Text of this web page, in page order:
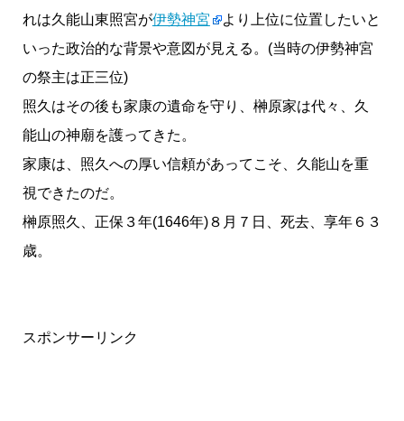
れは久能山東照宮が伊勢神宮
より上位に位置したいと
いった政治的な背景や意図が見える。(当時の伊勢神宮
の祭主は正三位)
照久はその後も家康の遺命を守り、榊原家は代々、久
能山の神廟を護ってきた。
家康は、照久への厚い信頼があってこそ、久能山を重
視できたのだ。
榊原照久、正保３年(1646年)８月７日、死去、享年６３
歳。
スポンサーリンク